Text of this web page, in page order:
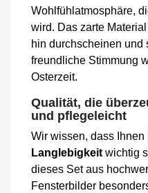
Wohlfühlatmosphäre,
wird. Das zarte
hin durchscheinen und
freundliche Stimmung
Osterzeit.
Qualität, die
und pflegeleicht
Wir wissen, dass
Langlebigkeit wichtig
dieses Set aus
Fensterbilder